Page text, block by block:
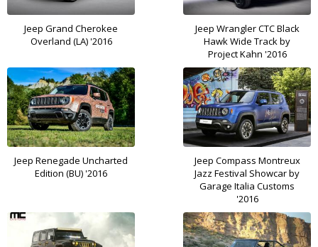
Jeep Grand Cherokee
Overland (LA) '2016
Jeep Wrangler CTC Black
Hawk Wide Track by
Project Kahn '2016
Jeep Renegade Uncharted
Edition (BU) '2016
Jeep Compass Montreux
Jazz Festival Showcar by
Garage Italia Customs
'2016